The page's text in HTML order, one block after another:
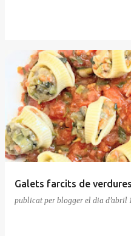
Galets farcits de
publicat per blogger el dia d’abril